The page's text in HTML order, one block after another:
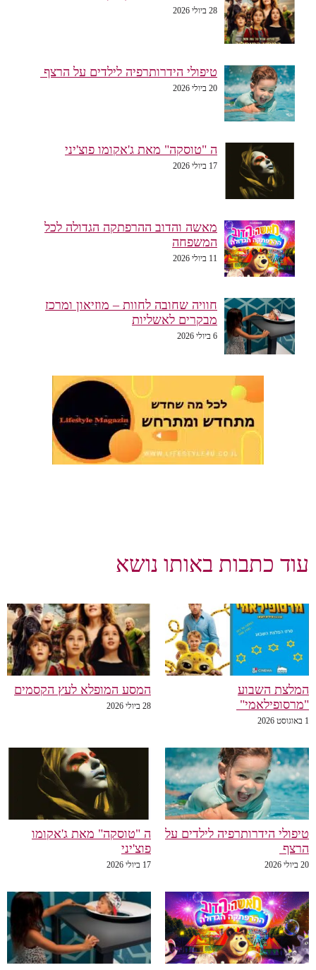
28 ביולי 2026
טיפולי הידרותרפיה לילדים על הרצף
20 ביולי 2026
ה "טוסקה" מאת ג'אקומו פוצ'יני
17 ביולי 2026
מאשה והדוב ההרפתקה הגדולה לכל
המשפחה
11 ביולי 2026
חוויה שחובה לחוות – מוזיאון ומרכז
מבקרים לאשליות
6 ביולי 2026
עוד כתבות באותו נושא
המלצת השבוע
"מרסופילאמי"
1 באוגוסט 2026
המסע המופלא לעץ הקסמים
28 ביולי 2026
טיפולי הידרותרפיה לילדים על
הרצף
20 ביולי 2026
ה "טוסקה" מאת ג'אקומו
פוצ'יני
17 ביולי 2026